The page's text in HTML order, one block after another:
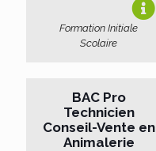
Formation Initiale
Scolaire
BAC Pro
Technicien
Conseil-Vente en
Animalerie